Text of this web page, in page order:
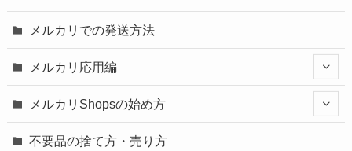
メルカリでの発送方法
メルカリ応用編
メルカリShopsの始め方
不要品の捨て方・売り方